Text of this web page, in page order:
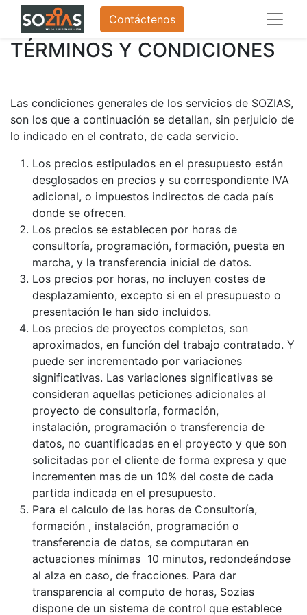
Contáctenos
TÉRMINOS Y CONDICIONES
Las condiciones generales de los servicios de SOZIAS,
son los que a continuación se detallan, sin perjuicio de
lo indicado en el contrato, de cada servicio.
Los precios estipulados en el presupuesto están
desglosados en precios y su correspondiente IVA
adicional, o impuestos indirectos de cada país
donde se ofrecen.
Los precios se establecen por horas de
consultoría, programación, formación, puesta en
marcha, y la transferencia inicial de datos.
Los precios por horas, no incluyen costes de
desplazamiento, excepto si en el presupuesto o
presentación le han sido incluidos.
Los precios de proyectos completos, son
aproximados, en función del trabajo contratado. Y
puede ser incrementado por variaciones
significativas. Las variaciones significativas se
consideran aquellas peticiones adicionales al
proyecto de consultoría, formación,
instalación, programación o transferencia de
datos, no cuantificadas en el proyecto y que son
solicitadas por el cliente de forma expresa y que
incrementen mas de un 10% del coste de cada
partida indicada en el presupuesto.
Para el calculo de las horas de Consultoría,
formación , instalación, programación o
transferencia de datos, se computaran en
actuaciones mínimas 10 minutos, redondeándose
al alza en caso, de fracciones. Para dar
transparencia al computo de horas, Sozias
dispone de un sistema de control que establece